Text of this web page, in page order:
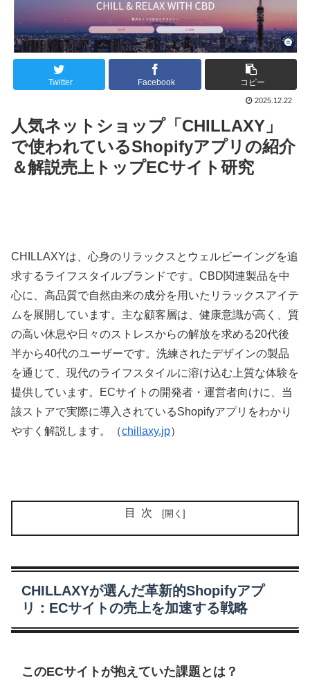
Twitter Facebook コピー
2025.12.22
人気ネットショップ「CHILLAXY」
で使われているShopifyアプリの紹介
＆解説売上トップECサイト研究
CHILLAXYは、心身のリラックスとウェルビーイングを追
求するライフスタイルブランドです。CBD関連製品を中
心に、高品質で自然由来の成分を用いたリラックスアイテ
ムを展開しています。主な顧客層は、健康意識が高く、質
の高い休息や日々のストレスからの解放を求める20代後
半から40代のユーザーです。洗練されたデザインの製品
を通じて、現代のライフスタイルに溶け込む上質な体験を
提供しています。ECサイトの開発者・運営者向けに、当
該ストアで実際に導入されているShopifyアプリをわかり
やすく解説します。（chillaxy.jp）
目次
CHILLAXYが選んだ革新的Shopifyアプ
リ：ECサイトの売上を加速する戦略
このECサイトが抱えていた課題とは？